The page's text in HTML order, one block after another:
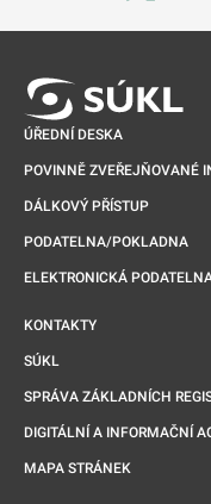
ÚŘEDNÍ DESKA
POVINNĚ ZVEŘEJŇOVANÉ
DÁLKOVÝ PŘÍSTUP
PODATELNA/POKLADNA
ELEKTRONICKÁ
KONTAKTY
SÚKL
SPRÁVA ZÁKLADNÍCH
DIGITÁLNÍ A INFORMAČNÍ
MAPA STRÁNEK